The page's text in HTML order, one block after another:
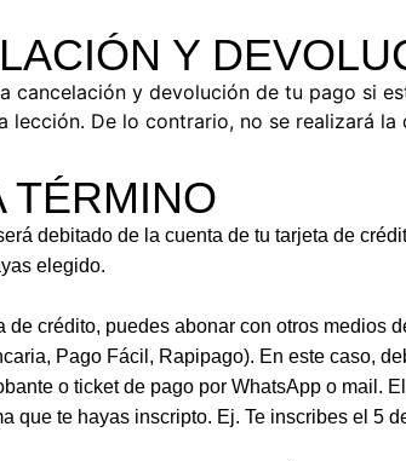
Y
cancelación y devolución de tu pago si
lección. De lo contrario, no se realizará
TÉRMINO
debitado de la cuenta de tu tarjeta de
elegido.
de crédito, puedes abonar con otros medios
Pago Fácil, Rapipago). En este caso,
o ticket de pago por WhatsApp o mail.
que te hayas inscripto. Ej. Te inscribes el 5